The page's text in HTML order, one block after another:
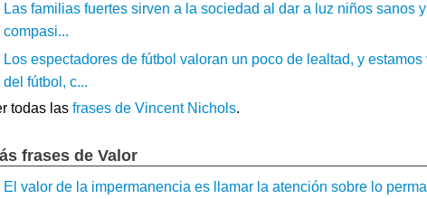
Las familias fuertes sirven a la sociedad al dar a luz niños sanos
compasi...
Los espectadores de fútbol valoran un poco de lealtad, y
del fútbol, ​​c...
todas las frases de Vincent Nichols.
frases de Valor
El valor de la impermanencia es llamar la atención sobre lo